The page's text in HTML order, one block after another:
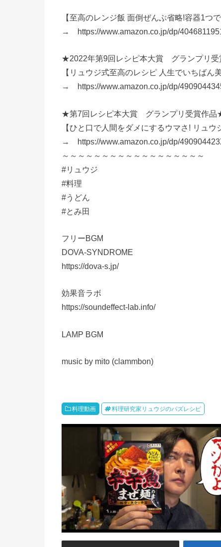
【至高のレンジ飯 面倒ぜんぶ省略!容器1つ
→ https://www.amazon.co.jp/dp/
★2022年第9回レシピ本大賞 グランプリ
【リュウジ式至高のレシピ 人生でいちばん
→ https://www.amazon.co.jp/dp/
★第7回レシピ本大賞 グランプリ受賞作
【ひと口で人間をダメにするウマさ! リュウ
→ https://www.amazon.co.jp/dp/
～～～～～～～～～～～～～～～～～～
#リュウジ
#料理
#うどん
#とみ田
フリーBGM
DOVA-SYNDROME
https://dova-s.jp/
効果音ラボ
https://soundeffect-lab.info/
LAMP BGM
music by mito (clammbon)
料理動画 料理研究家リュウジのバズレシピ